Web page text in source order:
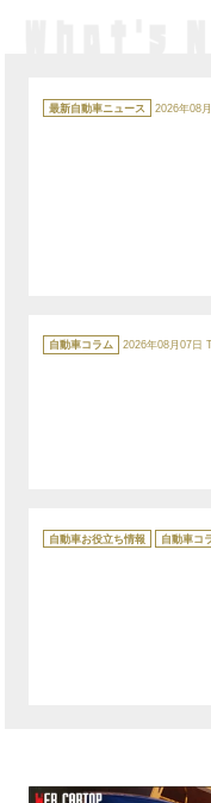
テ
ゴ
最新自動車ニュース 2026年08
テ
ゴ
自動車コラム 2026年08月07日
テ
ゴ
自動車お役立ち情報 自動車コ